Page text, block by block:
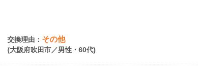
交換理由： その他
(大阪府吹田市／男性・60代)